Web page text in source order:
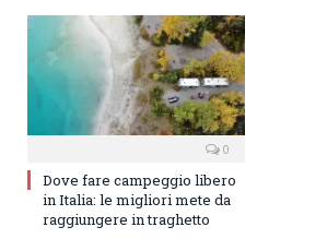
0
Dove fare campeggio libero
in Italia: le migliori mete da
raggiungere in traghetto